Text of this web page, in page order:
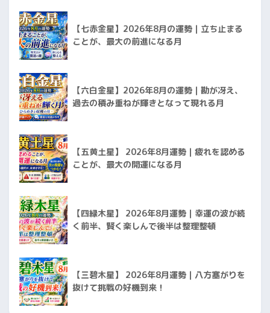
【七赤金星】2026年8月の運勢｜立ち止まる
ことが、最大の前進になる月
【六白金星】2026年8月の運勢｜勘が冴え、
過去の積み重ねが輝きとなって現れる月
【五黄土星】 2026年8月運勢｜疲れを認める
ことが、最大の開運になる月
【四緑木星】 2026年8月運勢｜幸運の波が続
く前半、賢く楽しんで後半は整理整頓
【三碧木星】 2026年8月運勢｜八方塞がりを
抜けて挑戦の好機到来！